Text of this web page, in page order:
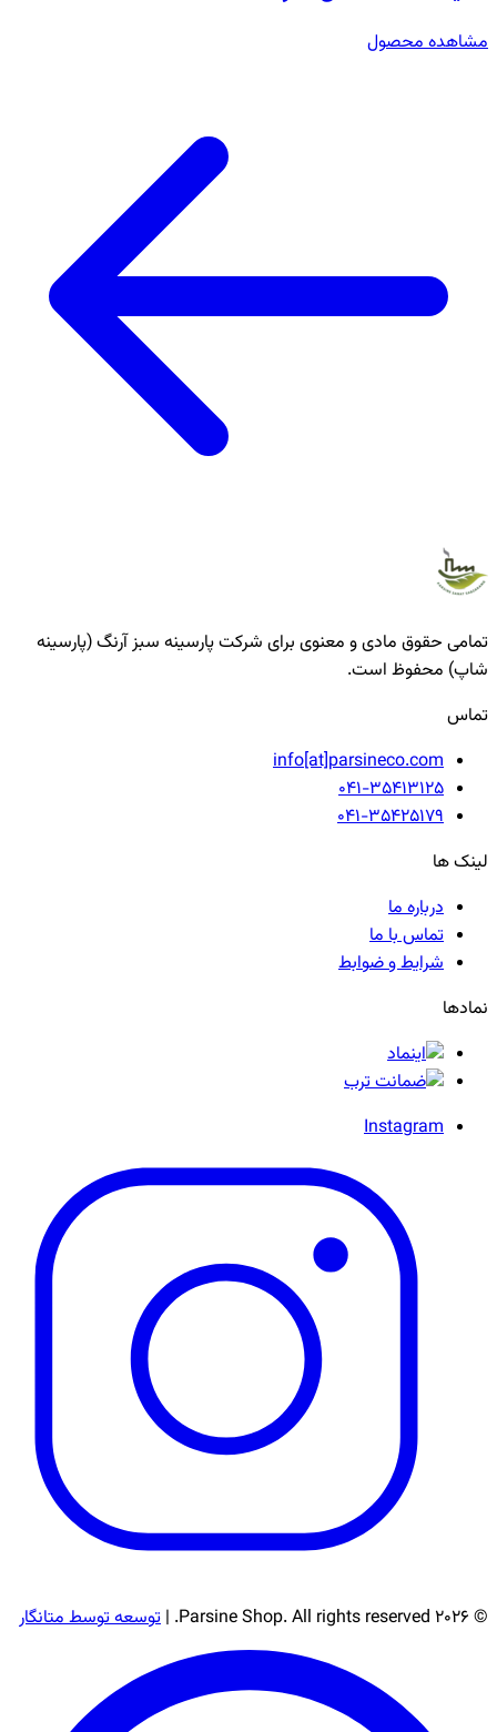
مشاهده محصول
تمامی حقوق مادی و معنوی برای شرکت پارسینه سبز آرنگ (پارسینه
شاپ) محفوظ است.
تماس
info[at]parsineco.com
041-35413125
041-35425179
لینک ها
درباره ما
تماس با ما
شرایط و ضوابط
نمادها
Instagram
© 2026 Parsine Shop. All rights reserved. | توسعه توسط متانگار